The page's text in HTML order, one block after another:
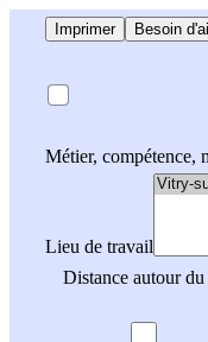
Imprimer Besoin
Métier, compétence,
Lieu de travail
Distance autour